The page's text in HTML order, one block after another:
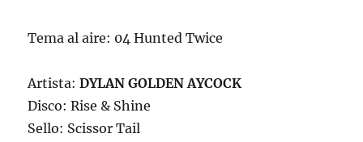
Tema al aire: 04 Hunted Twice
Artista:DYLAN GOLDEN AYCOCK
Disco: Rise & Shine
Sello: Scissor Tail